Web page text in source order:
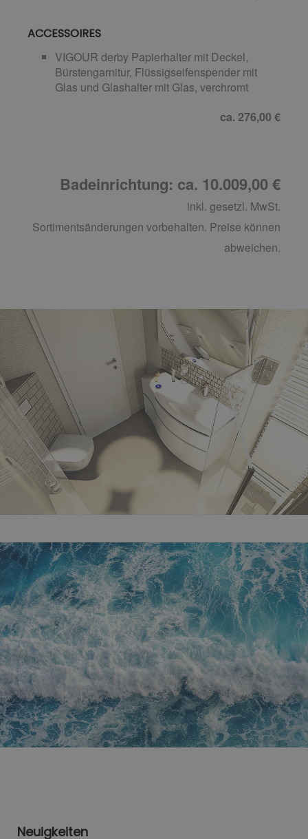
ACCESSOIRES
VIGOUR derby Papierhalter mit Deckel,
Bürstengarnitur, Flüssigseifenspender mit
Glas und Glashalter mit Glas, verchromt
ca. 276,00 €
Badeinrichtung: ca. 10.009,00 €
inkl. gesetzl. MwSt.
Sortimentsänderungen vorbehalten. Preise können
abweichen.
Neuigkeiten